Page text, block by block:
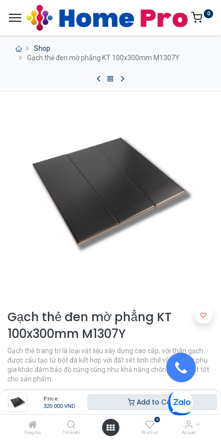
Price:
320.000 VND Add to Cart
Trang chủ Tìm kiếm
0
Wishlist Account
0
Shop
Gạch thẻ đen mờ phẳng KT 100x300mm M1307Y
Gạch thẻ đen mờ phẳng KT
100x300mm M1307Y
Gạch thẻ trang trí là loại vật liệu xây dựng cao cấp, với thân gạch
được cấu tạo từ bột đá kết hợp với đất sét tinh chế và các loại phụ
gia khác đảm bảo độ cứng cũng như khả năng chống thấm rất tốt
cho sản phẩm.
320.000VND
Khu Vực